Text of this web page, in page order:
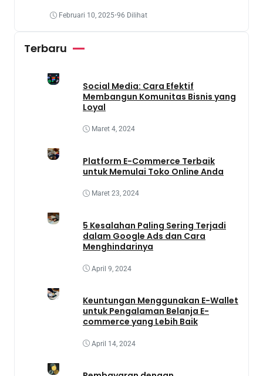
Memanfaatkan Lahan Yang Terbengkalai
Februari 10, 2025•96 Dilihat
Terbaru
Social Media: Cara Efektif
Membangun Komunitas Bisnis yang
Loyal
Maret 4, 2024
Platform E-Commerce Terbaik
untuk Memulai Toko Online Anda
Maret 23, 2024
5 Kesalahan Paling Sering Terjadi
dalam Google Ads dan Cara
Menghindarinya
April 9, 2024
Keuntungan Menggunakan E-Wallet
untuk Pengalaman Belanja E-
commerce yang Lebih Baik
April 14, 2024